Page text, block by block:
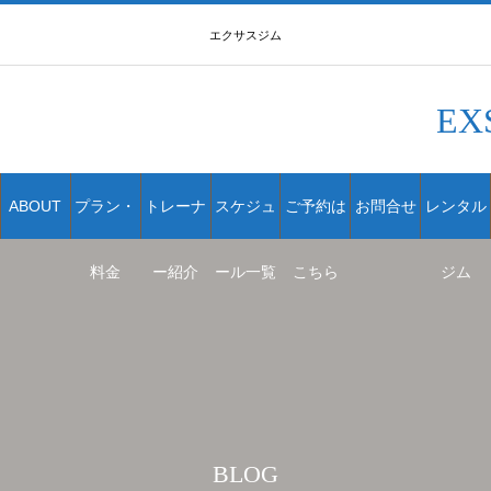
エクサスジム
ABOUT プラン・
料金
トレーナ
ー紹介
スケジュ
ール一覧
ご予約は
こちら
お問合せ レンタル
ジム
BLOG